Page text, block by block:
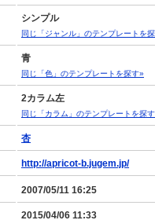
シンプル
同じ「ジャンル」のテンプレートを
青
同じ「色」のテンプレートを探す»
2カラム左
同じ「カラム」のテンプレートを探
杏
http://apricot-b.jugem.jp/
2007/05/11 16:25
2015/04/06 11:33